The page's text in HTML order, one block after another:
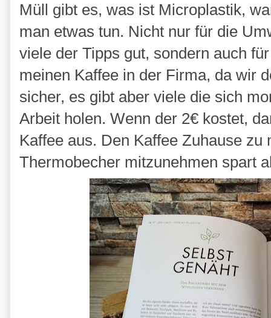
Müll gibt es, was ist Microplastik,
man etwas tun. Nicht nur für die
viele der Tipps gut, sondern auch
meinen Kaffee in der Firma, da wir
sicher, es gibt aber viele die sich
Arbeit holen. Wenn der 2€ kostet,
Kaffee aus. Den Kaffee Zuhause
Thermobecher mitzunehmen spart